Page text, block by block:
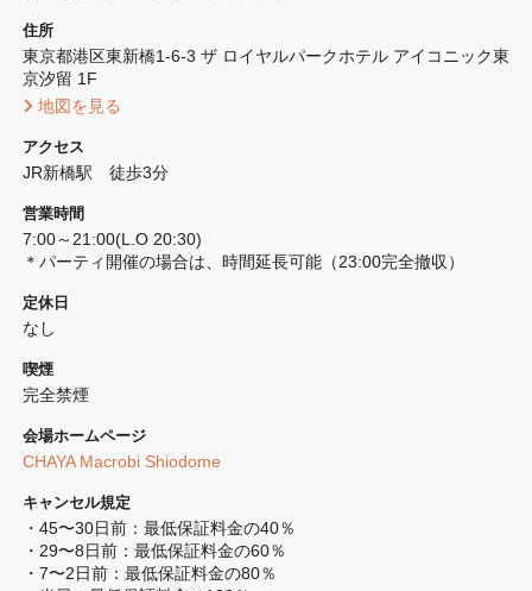
住所
東京都港区東新橋1-6-3 ザ ロイヤルパークホテル アイコニック東
京汐留 1F
地図を見る
アクセス
JR新橋駅　徒歩3分
営業時間
7:00～21:00(L.O 20:30)
＊パーティ開催の場合は、時間延長可能（23:00完全撤収）
定休日
なし
喫煙
完全禁煙
会場ホームページ
CHAYA Macrobi Shiodome
キャンセル規定
・45〜30日前：最低保証料金の40％
・29〜8日前：最低保証料金の60％
・7〜2日前：最低保証料金の80％